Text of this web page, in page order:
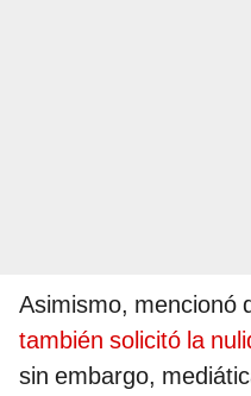
Asimismo, mencionó
también solicitó la
sin embargo,